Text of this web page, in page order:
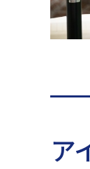
ア